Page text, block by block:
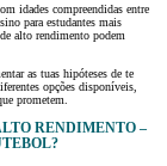
idades compreendidas entre
para estudantes mais
alto rendimento podem
as tuas hipóteses de te
opções disponíveis,
prometem.
RENDIMENTO –